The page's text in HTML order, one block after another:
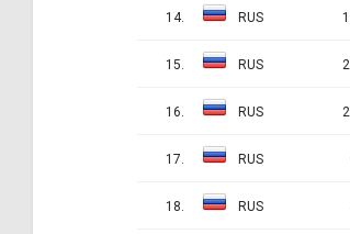
14. RUS
15. RUS
16. RUS
17. RUS
18. RUS